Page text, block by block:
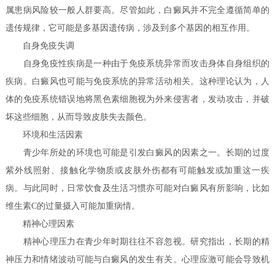
属患病风险较一般人群要高。尽管如此，白癜风并不完全遵循简单的
遗传规律，它可能是多基因遗传病，涉及到多个基因的相互作用。
自身免疫失调
自身免疫性疾病是一种由于免疫系统异常而攻击身体自身组织的
疾病。白癜风也可能与免疫系统的异常活动相关。这种理论认为，人
体的免疫系统错误地将黑色素细胞视为外来侵害者，发动攻击，并破
坏这些细胞，从而导致皮肤失去颜色。
环境和生活因素
青少年所处的环境也可能是引发白癜风的因素之一。长期的过度
紫外线照射、接触化学物质或皮肤外伤都有可能触发或加重这一疾
病。与此同时，日常饮食及生活习惯亦可能对白癜风有所影响，比如
维生素C的过量摄入可能加重病情。
精神心理因素
精神心理压力在青少年时期往往不容忽视。研究指出，长期的精
神压力和情绪波动可能与白癜风的发生有关。心理应激可能会导致机